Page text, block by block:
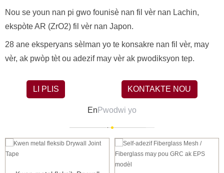
Nou se youn nan pi gwo founisè nan fil vèr nan Lachin,
ekspòte AR (ZrO2) fil vèr nan Japon.
28 ane eksperyans sèlman yo te konsakre nan fil vèr, may
vèr, ak pwòp tèt ou adezif may vèr ak pwodiksyon tep.
KONTAKTE NOU
LI PLIS
En Pwodwi yo